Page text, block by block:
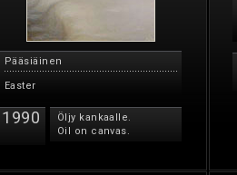
Pääsiäinen
Easter
1990
Öljy kankaalle.
Oil on canvas.